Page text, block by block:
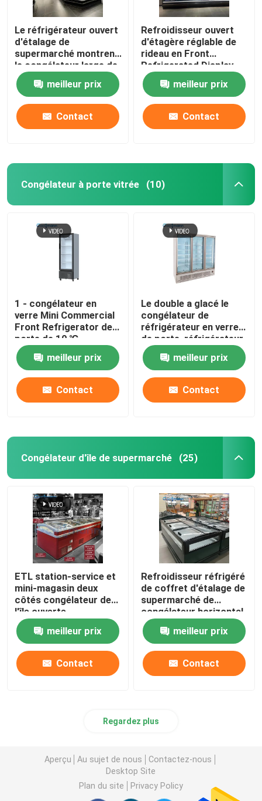
Le réfrigérateur ouvert
d'étalage de
supermarché montrent
le congélateur large de
Cabinet de légume fruit
de 1.25mmeilleur prix
Contact
Refroidisseur ouvert
d'étagère réglable de
rideau en Front
Refrigerated Display
Case Air de quatre
couchesmeilleur prix
Contact
Congélateur à porte vitrée (10)
1 - congélateur en
verre Mini Commercial
Front Refrigerator de
porte de 10 ℃
meilleur prix
Contact
Le double a glacé le
congélateur de
réfrigérateur en verre
de porte, réfrigérateur
d'affichage de
boissons de LED 1260L
meilleur prix
Contact
Congélateur d'île de supermarché (25)
ETL station-service et
mini-magasin deux
côtés congélateur de
l'île ouverte
meilleur prix
Contact
Refroidisseur réfrigéré
de coffret d'étalage de
supermarché de
congélateur horizontal
d'île
meilleur prix
Contact
Regardez plus
Aperçu Au sujet de nous
Contactez-nous
Desktop Site
Plan du site
Privacy Policy